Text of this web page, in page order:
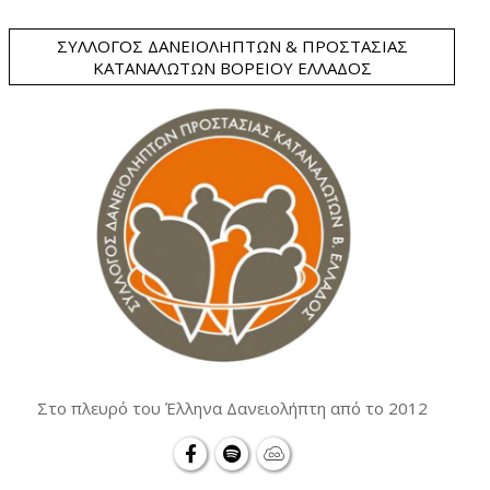
ΣΎΛΛΟΓΟΣ ΔΑΝΕΙΟΛΗΠΤΏΝ & ΠΡΟΣΤΑΣΊΑΣ
ΚΑΤΑΝΑΛΩΤΏΝ ΒΟΡΕΊΟΥ ΕΛΛΆΔΟΣ
Στο πλευρό του Έλληνα Δανειολήπτη από το 2012